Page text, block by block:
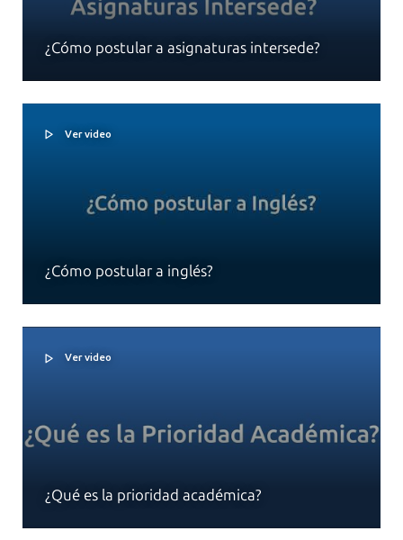
¿Cómo postular a asignaturas intersede?
Ver video
¿Cómo postular a inglés?
Ver video
¿Qué es la prioridad académica?